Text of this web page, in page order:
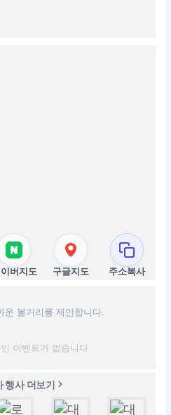
버지도 구글지도 주소복사
운 볼거리를 제안합니다.
이벤트가 없습니다
행사 더보기